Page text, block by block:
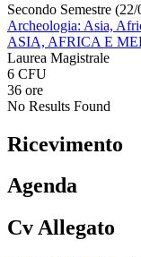
Secondo Semestre
Archeologia: Asia,
ASIA, AFRICA E
Laurea Magistrale
6 CFU
36 ore
No Results Found
Ricevimento
Agenda
Cv Allegato